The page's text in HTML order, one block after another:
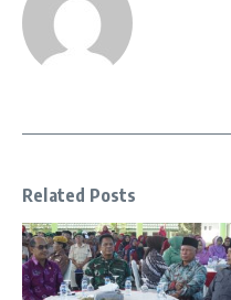
Related Posts